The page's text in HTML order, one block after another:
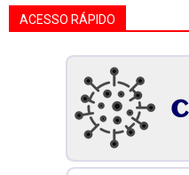
ACESSO RÁPIDO